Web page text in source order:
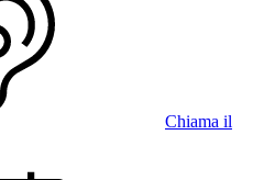
Chiama il